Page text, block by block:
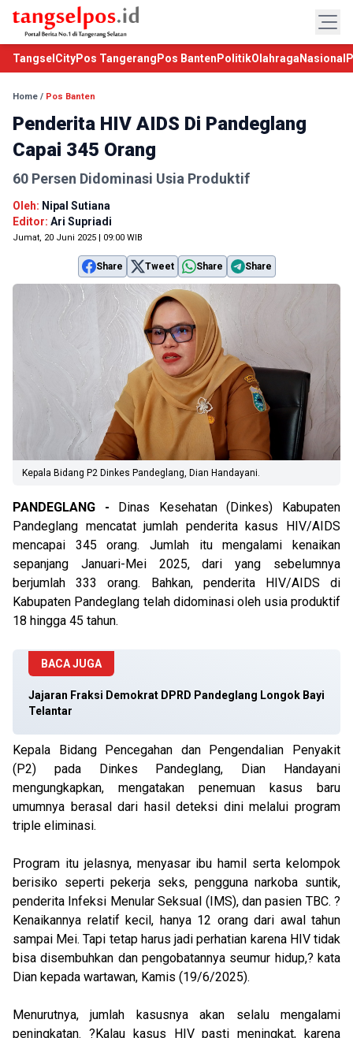
TangselCityPos Tangerang Pos Banten PolitikOlahraga Nasional
Home / Pos Banten
Penderita HIV AIDS Di Pandeglang
Capai 345 Orang
60 Persen Didominasi Usia Produktif
Oleh: Nipal Sutiana
Editor: Ari Supriadi
Jumat, 20 Juni 2025 | 09:00 WIB
Share Tweet Share Share
Kepala Bidang P2 Dinkes Pandeglang, Dian Handayani.
PANDEGLANG - Dinas Kesehatan (Dinkes) Kabupaten
Pandeglang mencatat jumlah penderita kasus HIV/AIDS
mencapai 345 orang. Jumlah itu mengalami kenaikan
sepanjang Januari-Mei 2025, dari yang sebelumnya
berjumlah 333 orang. Bahkan, penderita HIV/AIDS di
Kabupaten Pandeglang telah didominasi oleh usia produktif
18 hingga 45 tahun.
BACA JUGA
Jajaran Fraksi Demokrat DPRD Pandeglang Longok Bayi
Telantar
Kepala Bidang Pencegahan dan Pengendalian Penyakit
(P2) pada Dinkes Pandeglang, Dian Handayani
mengungkapkan, mengatakan penemuan kasus baru
umumnya berasal dari hasil deteksi dini melalui program
triple eliminasi.
Program itu jelasnya, menyasar ibu hamil serta kelompok
berisiko seperti pekerja seks, pengguna narkoba suntik,
penderita Infeksi Menular Seksual (IMS), dan pasien TBC. ?
Kenaikannya relatif kecil, hanya 12 orang dari awal tahun
sampai Mei. Tapi tetap harus jadi perhatian karena HIV tidak
bisa disembuhkan dan pengobatannya seumur hidup,? kata
Dian kepada wartawan, Kamis (19/6/2025).
Menurutnya, jumlah kasusnya akan selalu mengalami
peningkatan. ?Kalau kasus HIV pasti meningkat, karena